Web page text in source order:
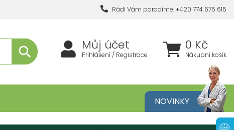
Rádi Vám poradíme: +420 774 675 615
0 Kč
Nákupní košík
Můj účet
Přihlášení / Registrace
NOVINKY